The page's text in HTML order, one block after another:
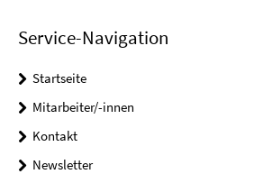
Service-Navigation
Startseite
Mitarbeiter/-innen
Kontakt
Newsletter